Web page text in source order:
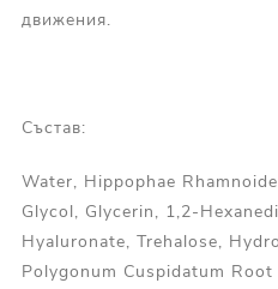
движения.
Състав:
Water, Hippophae
Glycol, Glycerin, 1,2-
Hyaluronate, Trehalose,
Polygonum Cuspidatum